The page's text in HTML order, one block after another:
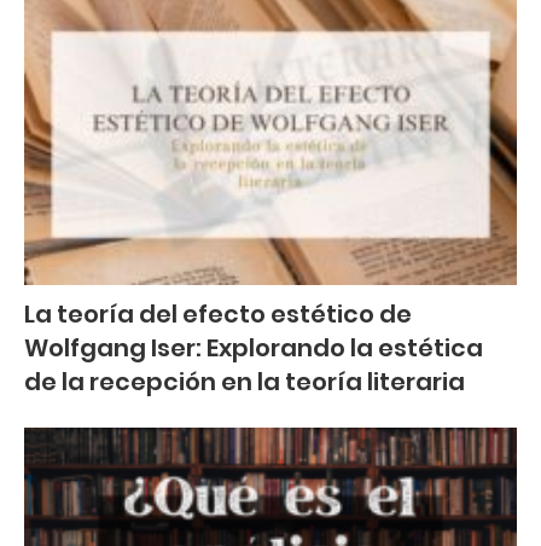
La teoría del efecto estético de
Wolfgang Iser: Explorando la estética
de la recepción en la teoría literaria